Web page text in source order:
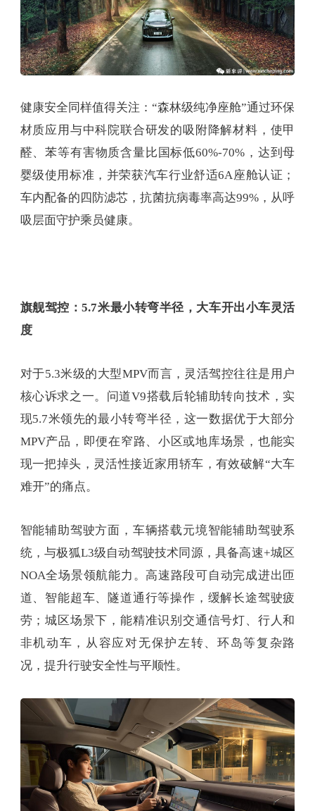
健康安全同样值得关注：“森林级纯净座舱”通过环保
材质应用与中科院联合研发的吸附降解材料，使甲
醛、苯等有害物质含量比国标低60%-70%，达到母
婴级使用标准，并荣获汽车行业舒适6A座舱认证；
车内配备的四防滤芯，抗菌抗病毒率高达99%，从呼
吸层面守护乘员健康。
旗舰驾控：5.7米最小转弯半径，大车开出小车灵活
度
对于5.3米级的大型MPV而言，灵活驾控往往是用户
核心诉求之一。问道V9搭载后轮辅助转向技术，实
现5.7米领先的最小转弯半径，这一数据优于大部分
MPV产品，即便在窄路、小区或地库场景，也能实
现一把掉头，灵活性接近家用轿车，有效破解“大车
难开”的痛点。
智能辅助驾驶方面，车辆搭载元境智能辅助驾驶系
统，与极狐L3级自动驾驶技术同源，具备高速+城区
NOA全场景领航能力。高速路段可自动完成进出匝
道、智能超车、隧道通行等操作，缓解长途驾驶疲
劳；城区场景下，能精准识别交通信号灯、行人和
非机动车，从容应对无保护左转、环岛等复杂路
况，提升行驶安全性与平顺性。